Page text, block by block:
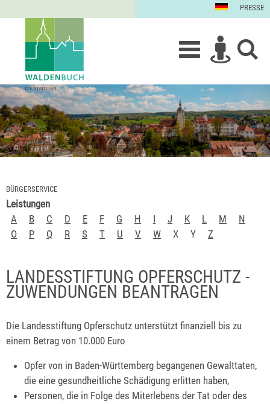
PRESSE
BÜRGERSERVICE
Leistungen
A
B C D E F G H I J K L M
N
O
P Q R S T U V W X Y Z
LANDESSTIFTUNG OPFERSCHUTZ -
ZUWENDUNGEN BEANTRAGEN
Die Landesstiftung Opferschutz unterstützt finanziell bis zu
einem Betrag von 10.000 Euro
Opfer von in Baden-Württemberg begangenen Gewalttaten,
die eine gesundheitliche Schädigung erlitten haben,
Personen, die in Folge des Miterlebens der Tat oder des